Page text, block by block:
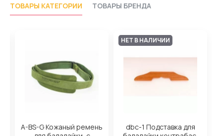
ТОВАРЫ КАТЕГОРИИ ТОВАРЫ БРЕНДА
A-BS-G Кожаный ремень
НЕТ В НАЛИЧИИ
dbc-1 Подставка для